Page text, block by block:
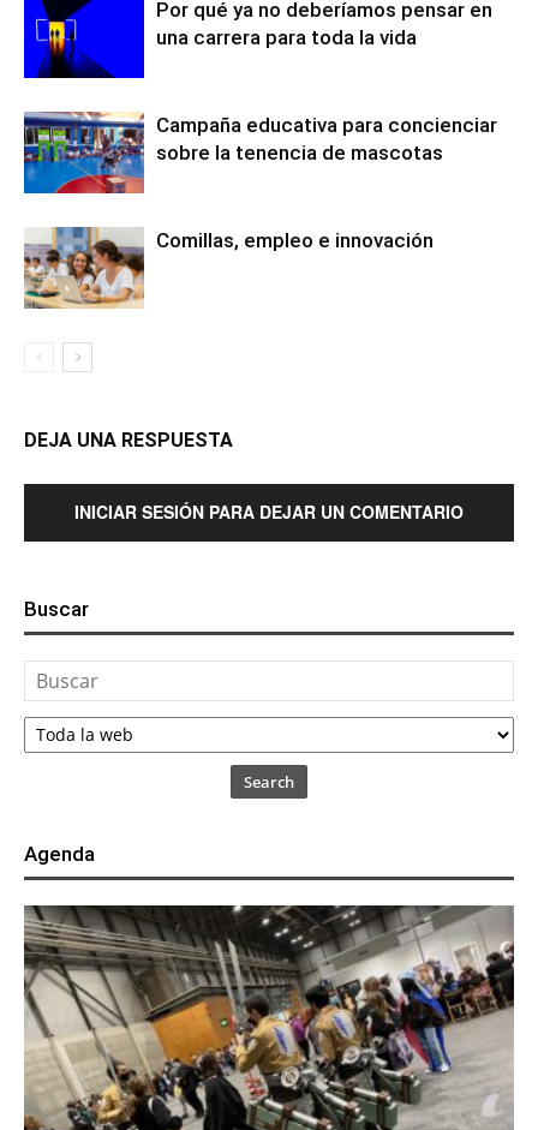
Por qué ya no deberíamos pensar en
una carrera para toda la vida
Campaña educativa para concienciar
sobre la tenencia de mascotas
Comillas, empleo e innovación
DEJA UNA RESPUESTA
INICIAR SESIÓN PARA DEJAR UN COMENTARIO
Buscar
Search
Agenda